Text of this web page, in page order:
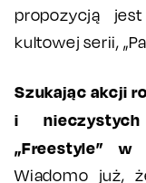
propozycją
kultowej serii,
Szukając akcji
i
„Freestyle” w
Wiadomo już,